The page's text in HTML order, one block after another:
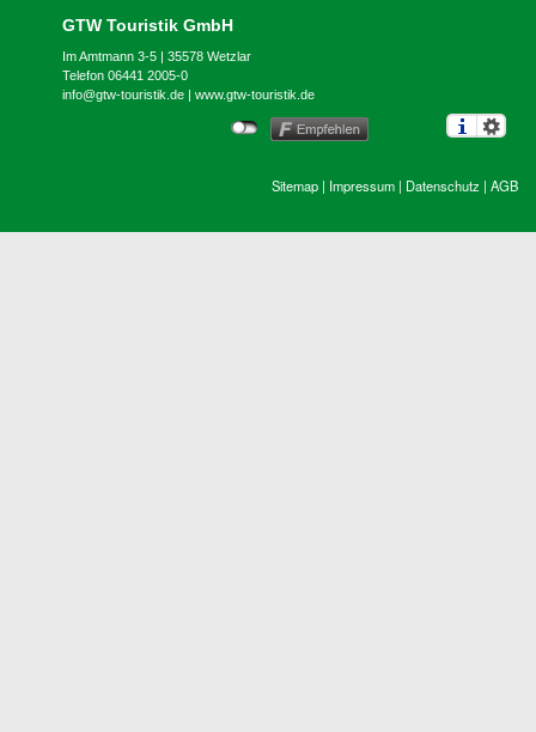
GTW Touristik GmbH
Im Amtmann 3-5 | 35578 Wetzlar
Telefon 06441 2005-0
info@gtw-touristik.de |www.gtw-touristik.de
Sitemap | Impressum | Datenschutz | AGB